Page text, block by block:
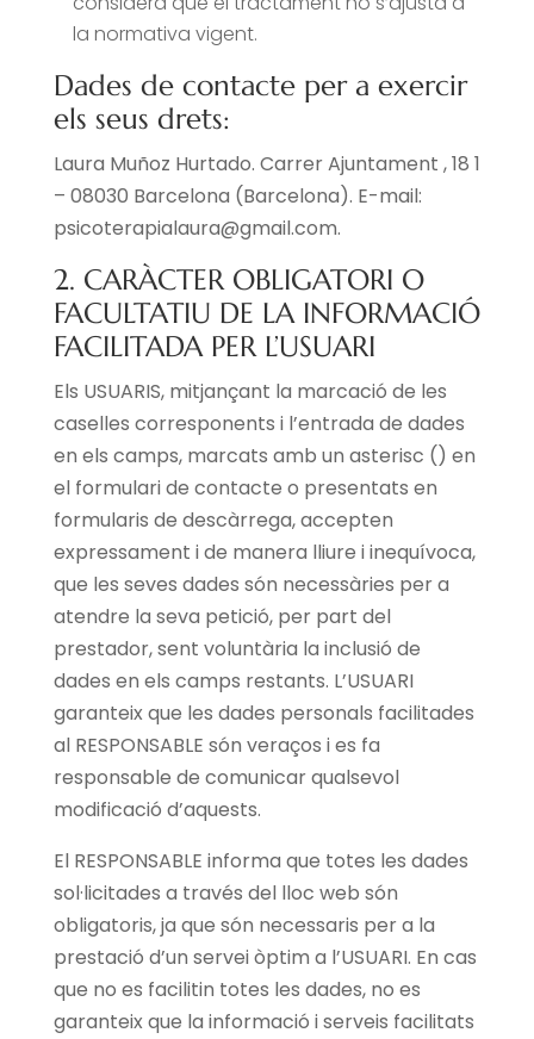
la normativa vigent.
Dades de contacte per a exercir
els seus drets:
Laura Muñoz Hurtado. Carrer Ajuntament , 18 1
– 08030 Barcelona (Barcelona). E-mail:
psicoterapialaura@gmail.com.
2. CARÀCTER OBLIGATORI O
FACULTATIU DE LA INFORMACIÓ
FACILITADA PER L’USUARI
Els USUARIS, mitjançant la marcació de les
caselles corresponents i l’entrada de dades
en els camps, marcats amb un asterisc () en
el formulari de contacte o presentats en
formularis de descàrrega, accepten
expressament i de manera lliure i inequívoca,
que les seves dades són necessàries per a
atendre la seva petició, per part del
prestador, sent voluntària la inclusió de
dades en els camps restants. L’USUARI
garanteix que les dades personals facilitades
al RESPONSABLE són veraços i es fa
responsable de comunicar qualsevol
modificació d’aquests.
El RESPONSABLE informa que totes les dades
sol·licitades a través del lloc web són
obligatoris, ja que són necessaris per a la
prestació d’un servei òptim a l’USUARI. En cas
que no es facilitin totes les dades, no es
garanteix que la informació i serveis facilitats